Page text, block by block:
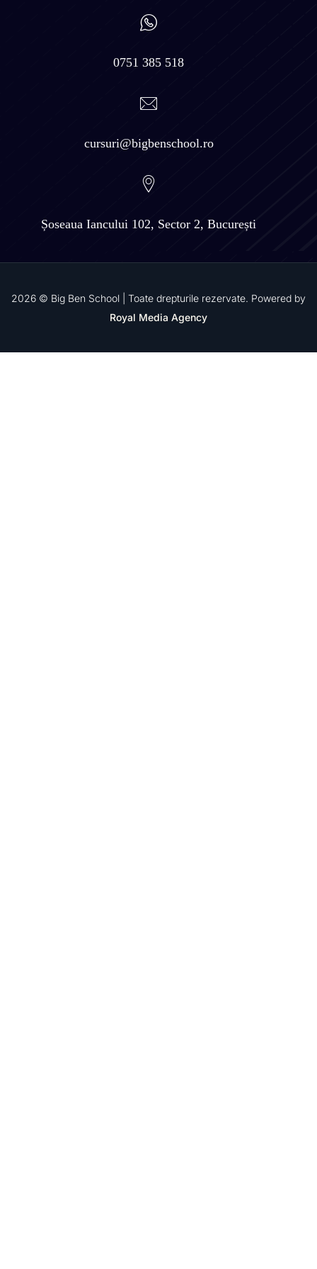
0751 385 518
cursuri@bigbenschool.ro
Șoseaua Iancului 102, Sector 2, București
2026 © Big Ben School | Toate drepturile rezervate. Powered by
Royal Media Agency